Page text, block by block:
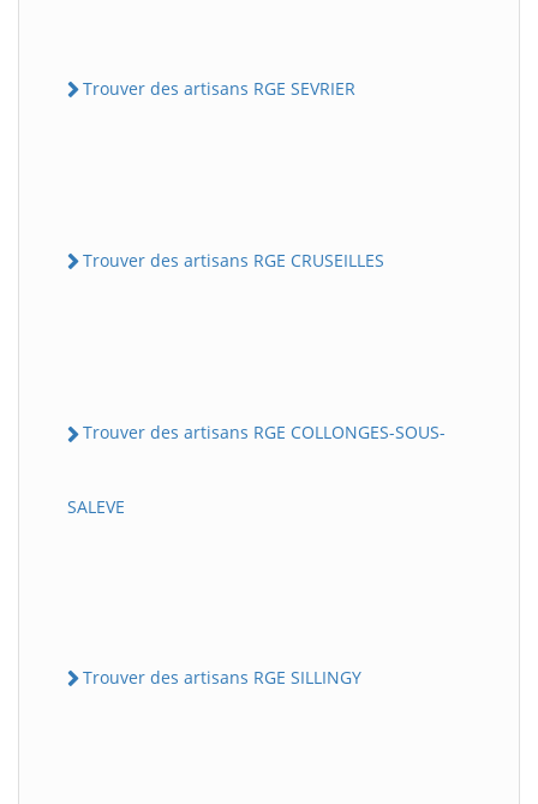
Trouver des artisans RGE SEVRIER
Trouver des artisans RGE CRUSEILLES
Trouver des artisans RGE COLLONGES-SOUS-
SALEVE
Trouver des artisans RGE SILLINGY